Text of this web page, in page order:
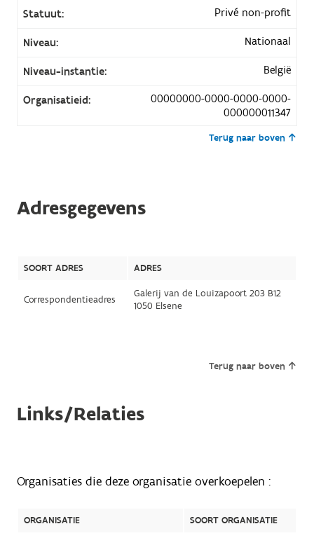
Statuut: Privé non-profit
Niveau: Nationaal
Niveau-instantie: België
Organisatieid:
00000000-0000-0000-0000-
000000011347
Terug naar boven
Adresgegevens
SOORT ADRES ADRES
Correspondentieadres
Galerij van de Louizapoort 203 B12
1050 Elsene
Terug naar boven
Links/Relaties
Organisaties die deze organisatie overkoepelen :
ORGANISATIE
SOORT ORGANISATIE